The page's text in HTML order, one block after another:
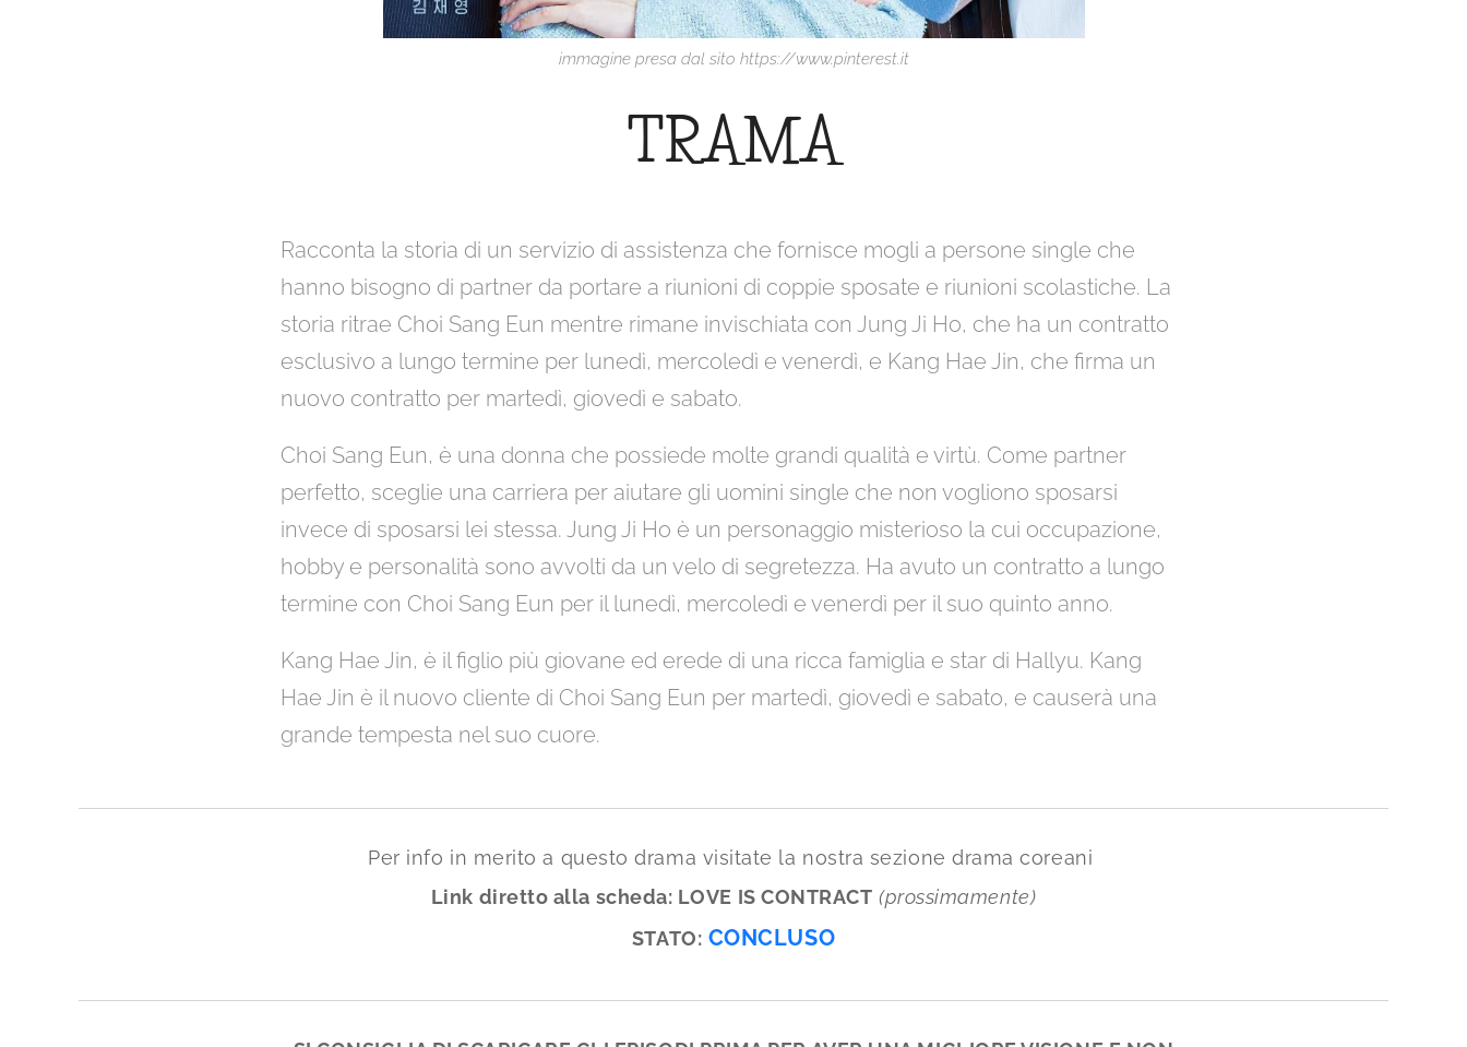
immagine presa dal sito https://www.pinterest.it
TRAMA
Racconta la storia di un servizio di assistenza che fornisce mogli a persone single che
hanno bisogno di partner da portare a riunioni di coppie sposate e riunioni scolastiche. La
storia ritrae Choi Sang Eun mentre rimane invischiata con Jung Ji Ho, che ha un contratto
esclusivo a lungo termine per lunedì, mercoledì e venerdì, e Kang Hae Jin, che firma un
nuovo contratto per martedì, giovedì e sabato.
Choi Sang Eun, è una donna che possiede molte grandi qualità e virtù. Come partner
perfetto, sceglie una carriera per aiutare gli uomini single che non vogliono sposarsi
invece di sposarsi lei stessa. Jung Ji Ho è un personaggio misterioso la cui occupazione,
hobby e personalità sono avvolti da un velo di segretezza. Ha avuto un contratto a lungo
termine con Choi Sang Eun per il lunedì, mercoledì e venerdì per il suo quinto anno.
Kang Hae Jin, è il figlio più giovane ed erede di una ricca famiglia e star di Hallyu. Kang
Hae Jin è il nuovo cliente di Choi Sang Eun per martedì, giovedì e sabato, e causerà una
grande tempesta nel suo cuore.
Per info in merito a questo drama visitate la nostra sezione drama coreani
Link diretto alla scheda: LOVE IS CONTRACT (prossimamente)
STATO: CONCLUSO